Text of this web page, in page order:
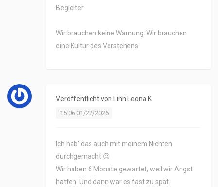
Begleiter.
Wir brauchen keine Warnung. Wir brauchen
eine Kultur des Verstehens.
Veröffentlicht von Linn Leona K
15:06 01/22/2026
Ich hab’ das auch mit meinem Nichten
durchgemacht 😔
Wir haben 6 Monate gewartet, weil wir Angst
hatten. Und dann war es fast zu spät.